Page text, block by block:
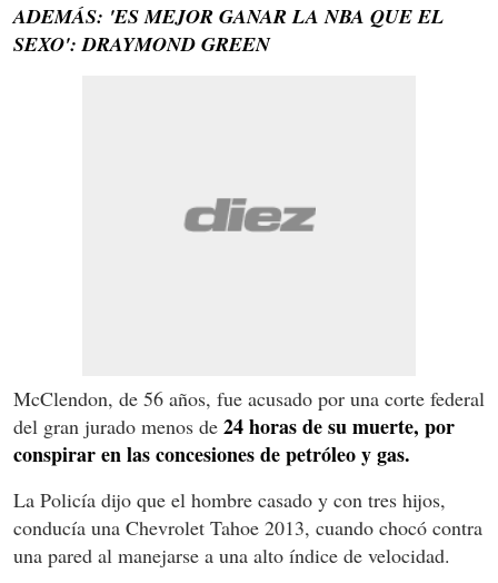
ADEMÁS: 'ES MEJOR GANAR LA NBA QUE EL
SEXO': DRAYMOND GREEN
McClendon, de 56 años, fue acusado por una corte federal
del gran jurado menos de 24 horas de su muerte, por
conspirar en las concesiones de petróleo y gas.
La Policía dijo que el hombre casado y con tres hijos,
conducía una Chevrolet Tahoe 2013, cuando chocó contra
una pared al manejarse a una alto índice de velocidad.